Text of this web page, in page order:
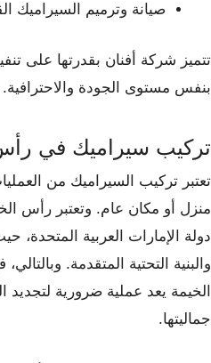
صيانة وترميم السيراميك
تتميز شركة أفنان بقدرتها على
بنفس مستوى الجودة والاحترافية.
تركيب سيراميك في
تعتبر تركيب السيراميك من
منزل أو مكان عام. وتعتبر رأس
دولة الإمارات العربية المتحدة،
والبنية التحتية المتقدمة.
الخيمة يعد عملية ضرورية لتجديد
جماليتها.